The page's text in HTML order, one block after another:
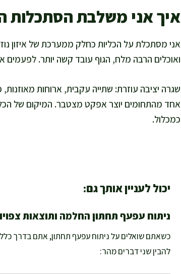
איך אני משלבת הסתכלות
אני מסתכלת על הכליות כחלק ממערכת של איזון
ואוכלים הרבה מלח, הגוף עובד קשה יותר. לפעמים
שגרה יציבה עוזרת: שתייה עקבית, ארוחות
אחד מהתחומים יוצר אפקט מצטבר. המיקום של
כמכלול.
יכול לעניין אותך גם:
ניתוח עפעף תחתון החלמה ותוצאות
כשאתם שואלים על ניתוח עפעף תחתון, אתם בדרך כלל
להבין שני דברים מהר: